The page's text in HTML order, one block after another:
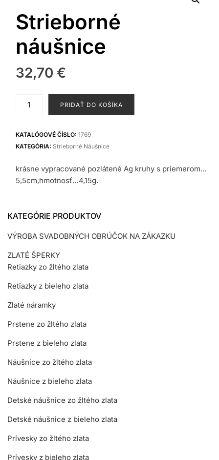
Strieborné
náušnice
32,70 €
PRIDAŤ DO KOŠÍKA
KATALÓGOVÉ ČÍSLO: 1769
KATEGÓRIA: Strieborné Náušnice
krásne vypracované pozlátené Ag kruhy s priemerom…
5,5cm,hmotnosť…4,15g.
KATEGÓRIE PRODUKTOV
VÝROBA SVADOBNÝCH OBRÚČOK NA ZÁKAZKU
ZLATÉ ŠPERKY
Retiazky zo žltého zlata
Retiazky z bieleho zlata
Zlaté náramky
Prstene zo žltého zlata
Prstene z bieleho zlata
Náušnice zo žltého zlata
Náušnice z bieleho zlata
Detské náušnice zo žltého zlata
Detské náušnice z bieleho zlata
Prívesky zo žltého zlata
Prívesky z bieleho zlata